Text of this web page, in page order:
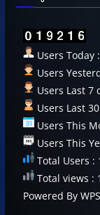
Users Today
Users
Users Last 7
Users Last
Users This
Users This
Total Users :
Total views :
Powered By